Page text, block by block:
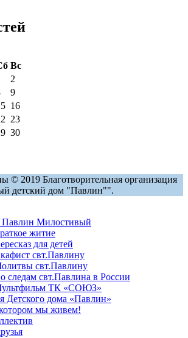
Вс
2
9
16
23
30
© 2019 Благотворительная организация
детский дом "Павлин"".
Павлин Милостивый
житие
для детей
свт.Павлину
свт.Павлину
следам свт.Павлина в России
ТК «СОЮЗ»
Детского дома «Павлин»
мы живем!